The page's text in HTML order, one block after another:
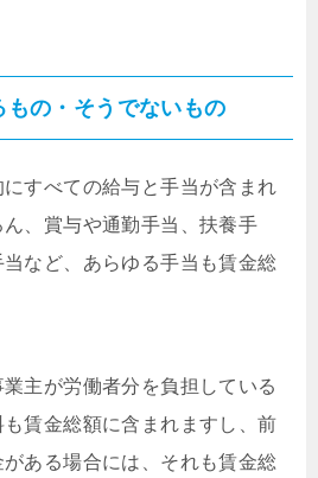
の・そうでないもの
すべての給与と手当が含まれ
、賞与や通勤手当、扶養手
など、あらゆる手当も賃金総
主が労働者分を負担している
賃金総額に含まれますし、前
ある場合には、それも賃金総